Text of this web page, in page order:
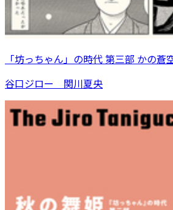
「坊っちゃん」の時代 第三部 かの
谷口ジロー 関川夏央